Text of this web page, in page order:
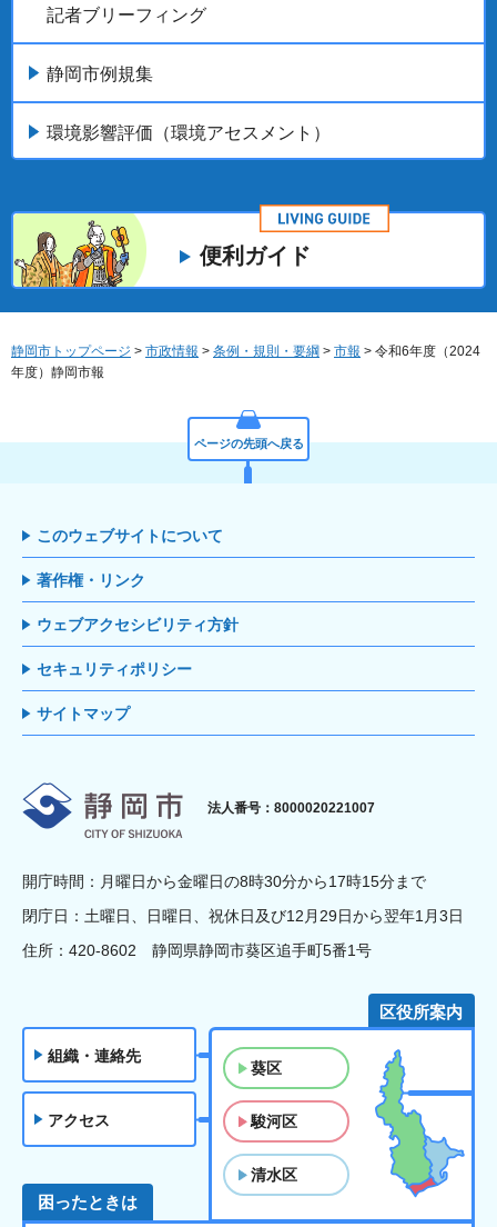
記者ブリーフィング
静岡市例規集
環境影響評価（環境アセスメント）
便利ガイド
静岡市トップページ > 市政情報 > 条例・規則・要綱 > 市報 > 令和6年度（2024
年度）静岡市報
ページの先頭へ戻る
このウェブサイトについて
著作権・リンク
ウェブアクセシビリティ方針
セキュリティポリシー
サイトマップ
静岡市
法人番号：8000020221007
開庁時間：月曜日から金曜日の8時30分から17時15分まで
閉庁日：土曜日、日曜日、祝休日及び12月29日から翌年1月3日
住所：420-8602 静岡県静岡市葵区追手町5番1号
組織・連絡先
アクセス
区役所案内
葵区
駿河区
清水区
困ったときは